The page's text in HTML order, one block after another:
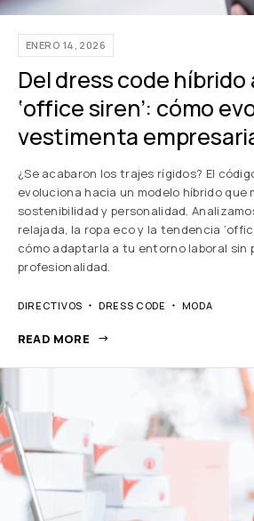
ENERO 14, 2026
Del dress code híbrido
‘office siren’: cómo
vestimenta
¿Se acabaron los trajes rígidos? El
evoluciona hacia un modelo híbrido que
sostenibilidad y personalidad.
relajada, la ropa eco y la tendencia
cómo adaptarla a tu entorno laboral sin
profesionalidad.
DIRECTIVOS DRESS CODE MODA
READ MORE